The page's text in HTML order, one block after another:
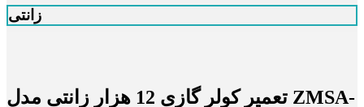
زانتی
تعمیر کولر گازی 12 هزار زانتی مدل ZMSA-